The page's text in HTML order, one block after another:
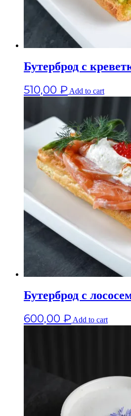
Бутерброд с
510,00 ₽ Add to cart
Бутерброд с
600,00 ₽ Add to cart